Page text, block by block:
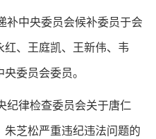
补中央委员会候补委员于会
、王庭凯、王新伟、韦
委员会委员。
纪律检查委员会关于唐仁
芝松严重违纪违法问题的